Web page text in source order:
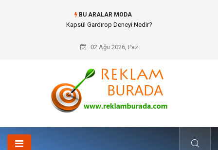
BU ARALAR MODA
Ataşehir Gitar Dersi Ve Modern Yaşamda Sanatla Gelen Dinginlik
02 Ağu 2026, Paz